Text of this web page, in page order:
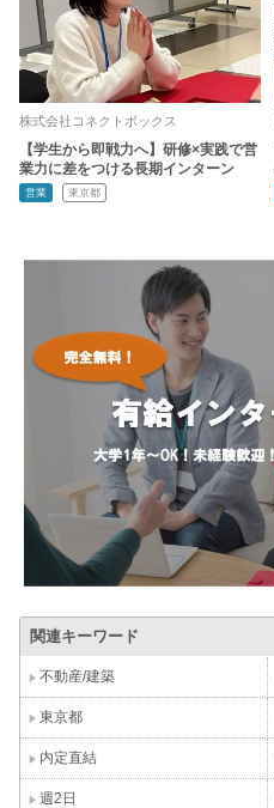
株式会社コネクトボックス
【学生から即戦力へ】研修×実践で営
業力に差をつける長期インターン
営業 東京都
関連キーワード
不動産/建築
東京都
内定直結
週2日